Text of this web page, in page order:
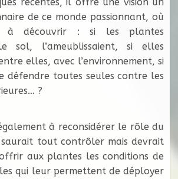
de ce monde passionnant, où
découvrir : si les plantes
sol, l’ameublissaient, si elles
elles, avec l’environnement, si
défendre toutes seules contre les
?
à reconsidérer le rôle du
saurait tout contrôler mais devrait
aux plantes les conditions de
qui leur permettent de déployer